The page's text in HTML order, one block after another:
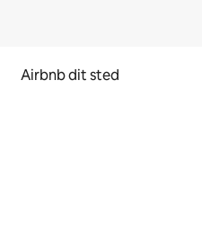
Airbnb dit sted